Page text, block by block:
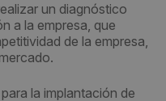
un diagnóstico
a la empresa, que
de la empresa,
para la implantación de